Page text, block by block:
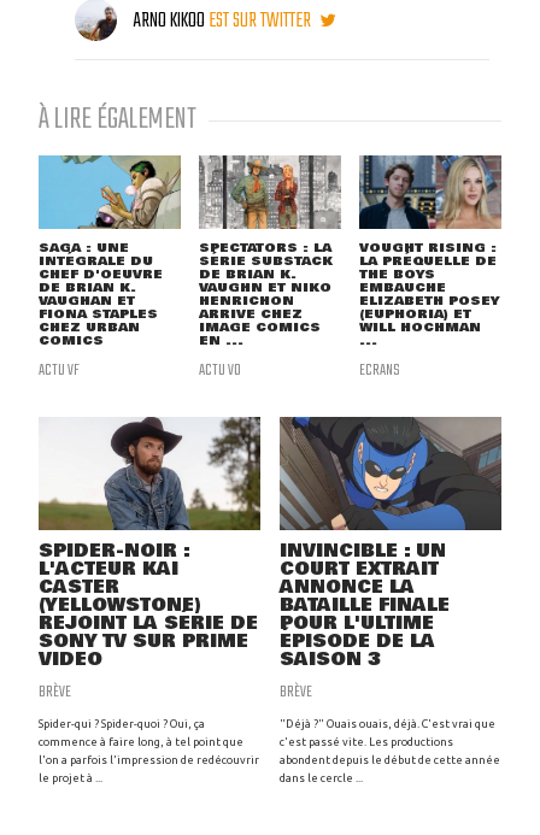
ARNO KIKOOEST SUR TWITTER
À LIRE ÉGALEMENT
SAGA : UNE
INTÉGRALE DU
CHEF D'OEUVRE
DE BRIAN K.
VAUGHAN ET
FIONA STAPLES
CHEZ URBAN
COMICS
ACTU VF
SPECTATORS : LA
SÉRIE SUBSTACK
DE BRIAN K.
VAUGHN ET NIKO
HENRICHON
ARRIVE CHEZ
IMAGE COMICS
EN ...
ACTU VO
VOUGHT RISING :
LA PRÉQUELLE DE
THE BOYS
EMBAUCHE
ELIZABETH POSEY
(EUPHORIA) ET
WILL HOCHMAN
...
ECRANS
SPIDER-NOIR :
L'ACTEUR KAI
CASTER
(YELLOWSTONE)
REJOINT LA SÉRIE DE
SONY TV SUR PRIME
VIDEO
BRÈVE
Spider-qui ? Spider-quoi ? Oui, ça
commence à faire long, à tel point que
l'on a parfois l'impression de redécouvrir
le projet à ...
INVINCIBLE : UN
COURT EXTRAIT
ANNONCE LA
BATAILLE FINALE
POUR L'ULTIME
ÉPISODE DE LA
SAISON 3
BRÈVE
"Déjà ?" Ouais ouais, déjà. C'est vrai que
c'est passé vite. Les productions
abondent depuis le début de cette année
dans le cercle ...